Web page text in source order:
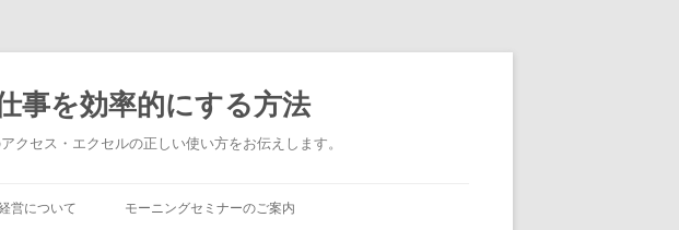
事を効率的にする方法
セス・エクセルの正しい使い方をお伝えします。
営について モーニングセミナーのご案内